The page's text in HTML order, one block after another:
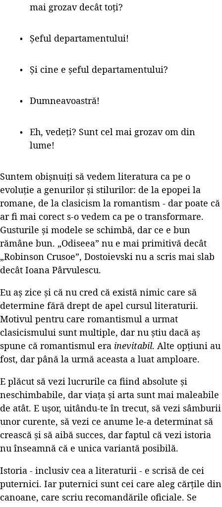
mai grozav decât toți?
Șeful departamentului!
Și cine e șeful departamentului?
Dumneavoastră!
Eh, vedeți? Sunt cel mai grozav om din
lume!
Suntem obișnuiți să vedem literatura ca pe o
evoluție a genurilor și stilurilor: de la epopei la
romane, de la clasicism la romantism - dar poate că
ar fi mai corect s-o vedem ca pe o transformare.
Gusturile și modele se schimbă, dar ce e bun
rămâne bun. „Odiseea” nu e mai primitivă decât
„Robinson Crusoe”, Dostoievski nu a scris mai slab
decât Ioana Pârvulescu.
Eu aș zice și că nu cred că există nimic care să
determine fără drept de apel cursul literaturii.
Motivul pentru care romantismul a urmat
clasicismului sunt multiple, dar nu știu dacă aș
spune că romantismul era inevitabil. Alte opțiuni au
fost, dar până la urmă aceasta a luat amploare.
E plăcut să vezi lucrurile ca fiind absolute și
neschimbabile, dar viața și arta sunt mai maleabile
de atât. E ușor, uitându-te în trecut, să vezi sâmburii
unor curente, să vezi ce anume le-a determinat să
crească și să aibă succes, dar faptul că vezi istoria
nu înseamnă că e unica variantă posibilă.
Istoria - inclusiv cea a literaturii - e scrisă de cei
puternici. Iar puternici sunt cei care aleg cărțile din
canoane, care scriu recomandările oficiale. Se